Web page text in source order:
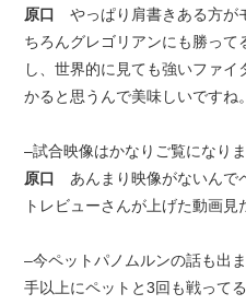
原口やっぱり肩書きある方が
ちろんグレゴリアンにも勝っ
し、世界的に見ても強いファ
かると思うんで美味しいですね。
–試合映像はかなりご覧になり
原口 あんまり映像がないんで
トレビューさんが上げた動画見
–今ペットパノムルンの話も出
手以上にペットと3回も戦ってる